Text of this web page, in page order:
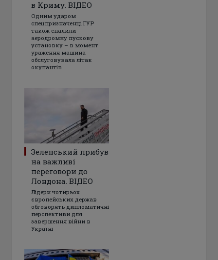
в Криму. ВІДЕО
Одним ударом
спецпризначенці ГУР
також спалили
аеродромну пускову
установку – в момент
ураження машина
обслуговувала літак
окупантів
Зеленський прибув
на важливі
переговори до
Лондона. ВІДЕО
Лідери чотирьох
європейських держав
обговорять дипломатичні
перспективи для
завершення війни в
Україні